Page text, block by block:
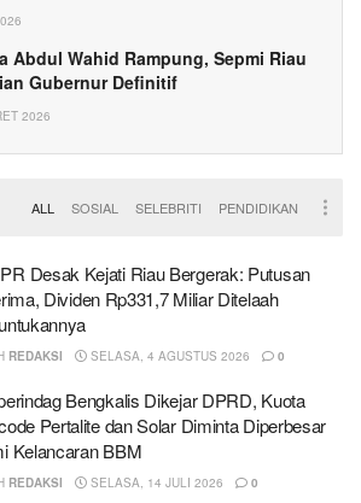
Abdul Wahid Rampung, Sepmi Riau
Gubernur Definitif
2026
ALL SOSIAL SELEBRITI PENDIDIKAN
Desak Kejati Riau Bergerak: Putusan
Dividen Rp331,7 Miliar Ditelaah
REDAKSI SELASA, 4 AGUSTUS 2026 0
Bengkalis Dikejar DPRD, Kuota
Pertalite dan Solar Diminta Diperbesar
Kelancaran BBM
REDAKSI SELASA, 14 JULI 2026 0